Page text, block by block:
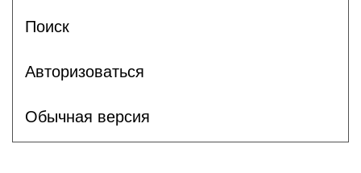
Поиск
Авторизоваться
Обычная версия